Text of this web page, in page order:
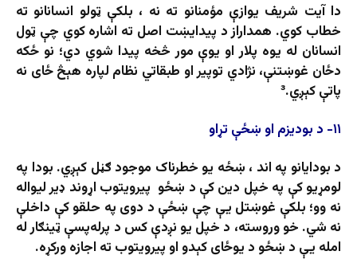
دا آیت شریف یوازې مؤمنانو ته نه ، بلکې ټولو انسانانو ته
خطاب کوي. همداراز د پیدایښت اصل ته اشاره کوي چې ټول
انسانان له یوه پلار او یوې مور څخه پیدا شوي دي؛ نو ځکه
دځان غوښتنې، نژادي توپیر او طبقاتي نظام لپاره هېڅ ځای نه
پاتې کېږي.³
۱۱- د بودیزم او ښځې تړاو
د بودایانو په اند ، ښځه یو خطرناک موجود ګڼل کېږي. بودا په
لومړیو کې په خپل دین کې د ښځو پیرویتوب اړوند ډیر لیواله
نه وو؛ بلکې غوښتل یې چې ښځې د دوی په حلقو کې داخلې
نه شي. خو وروسته، د خپل یو نږدې کس د پرله‌پسې ټینګار له
امله یې د ښځو د یوځای کېدو او پیرویتوب ته اجازه ورکړه.